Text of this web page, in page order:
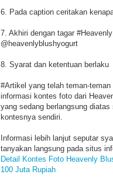
6. Pada caption ceritakan
7. Akhiri dengan tagar
@heavenlyblushyogurt
8. Syarat dan ketentuan berlaku
#Artikel yang telah teman-
informasi kontes foto dari
yang sedang berlangsung
kontesnya sendiri.
Informasi lebih lanjut seputar
tanyakan langsung pada situs
Detail Kontes Foto Heavenly
100 Juta Rupiah